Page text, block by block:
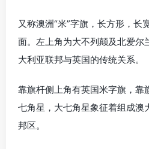
又称澳洲“米”字旗，长方形，长
面。左上角为大不列颠及北爱尔
大利亚联邦与英国的传统关系。
靠旗杆侧上角有英国米字旗，靠
七角星，大七角星象征着组成澳
邦区。